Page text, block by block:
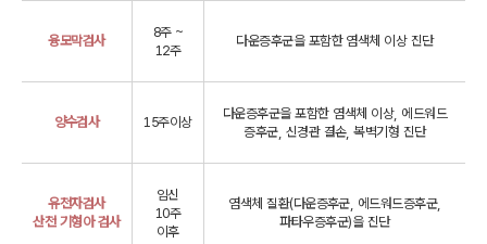
융모막검사
8주 ~
12주
다운증후군을 포함한 염색체 이상 진단
양수검사 15주이상
다운증후군을 포함한 염색체 이상, 에드워드
증후군, 신경관 결손, 복벽기형 진단
유전자검사
산전 기형아 검사
임신
10주
이후
염색체 질환(다운증후군, 에드워드증후군,
파타우증후군)을 진단